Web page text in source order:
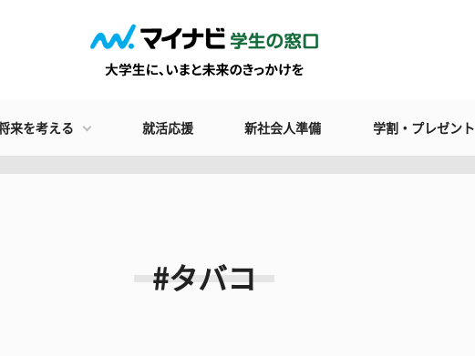
来を考える 就活応援 新社会人準備 学割・プレゼント
#タバコ